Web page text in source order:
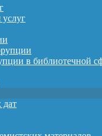
в библиотечной
дат